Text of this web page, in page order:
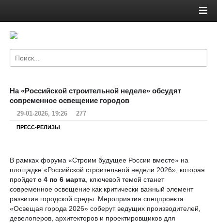
На «Российской строительной неделе» обсудят
современное освещение городов
29-01-2026, 19:26 277
ПРЕСС-РЕЛИЗЫ
В рамках форума «Строим будущее России вместе» на
площадке «Российской строительной недели 2026», которая
пройдетс 4 по 6 марта , ключевой темой станет
современное освещение как критически важный элемент
развития городской среды. Мероприятия спецпроекта
«Освещая города 2026» соберут ведущих производителей,
девелоперов, архитекторов и проектировщиков для